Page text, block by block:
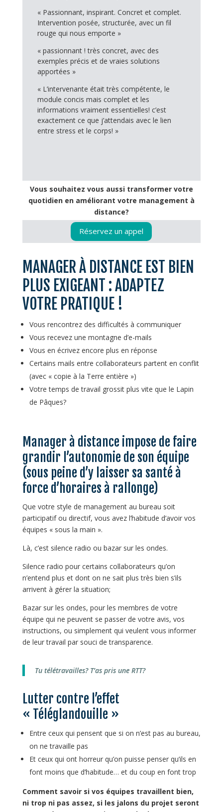
« Passionnant, inspirant. Concret et complet.
Intervention posée, structurée, avec un fil
rouge qui nous emporte »
« passionnant ! très concret, avec des
exemples précis et de vraies solutions
apportées »
« L’intervenante était très compétente, le
module concis mais complet et les
informations vraiment essentielles! c’est
exactement ce que j’attendais avec le lien
entre stress et le corps! »
Vous souhaitez vous aussi transformer votre
quotidien en améliorant votre management à
distance?
Réservez un appel
MANAGER À DISTANCE EST BIEN
PLUS EXIGEANT : ADAPTEZ
VOTRE PRATIQUE !
Vous rencontrez des difficultés à communiquer
Vous recevez une montagne d’e-mails
Vous en écrivez encore plus en réponse
Certains mails entre collaborateurs partent en conflit
(avec « copie à la Terre entière »)
Votre temps de travail grossit plus vite que le Lapin
de Pâques?
Manager à distance impose de faire
grandir l’autonomie de son équipe
(sous peine d’y laisser sa santé à
force d’horaires à rallonge)
Que votre style de management au bureau soit
participatif ou directif, vous avez l’habitude d’avoir vos
équipes « sous la main ».
Là, c’est silence radio ou bazar sur les ondes.
Silence radio pour certains collaborateurs qu’on
n’entend plus et dont on ne sait plus très bien s’ils
arrivent à gérer la situation;
Bazar sur les ondes, pour les membres de votre
équipe qui ne peuvent se passer de votre avis, vos
instructions, ou simplement qui veulent vous informer
de leur travail par souci de transparence.
Tu télétravailles? T’as pris une RTT?
Lutter contre l’effet
« Téléglandouille »
Entre ceux qui pensent que si on n’est pas au bureau,
on ne travaille pas
Et ceux qui ont horreur qu’on puisse penser qu’ils en
font moins que d’habitude… et du coup en font trop
Comment savoir si vos équipes travaillent bien,
ni trop ni pas assez, si les jalons du projet seront